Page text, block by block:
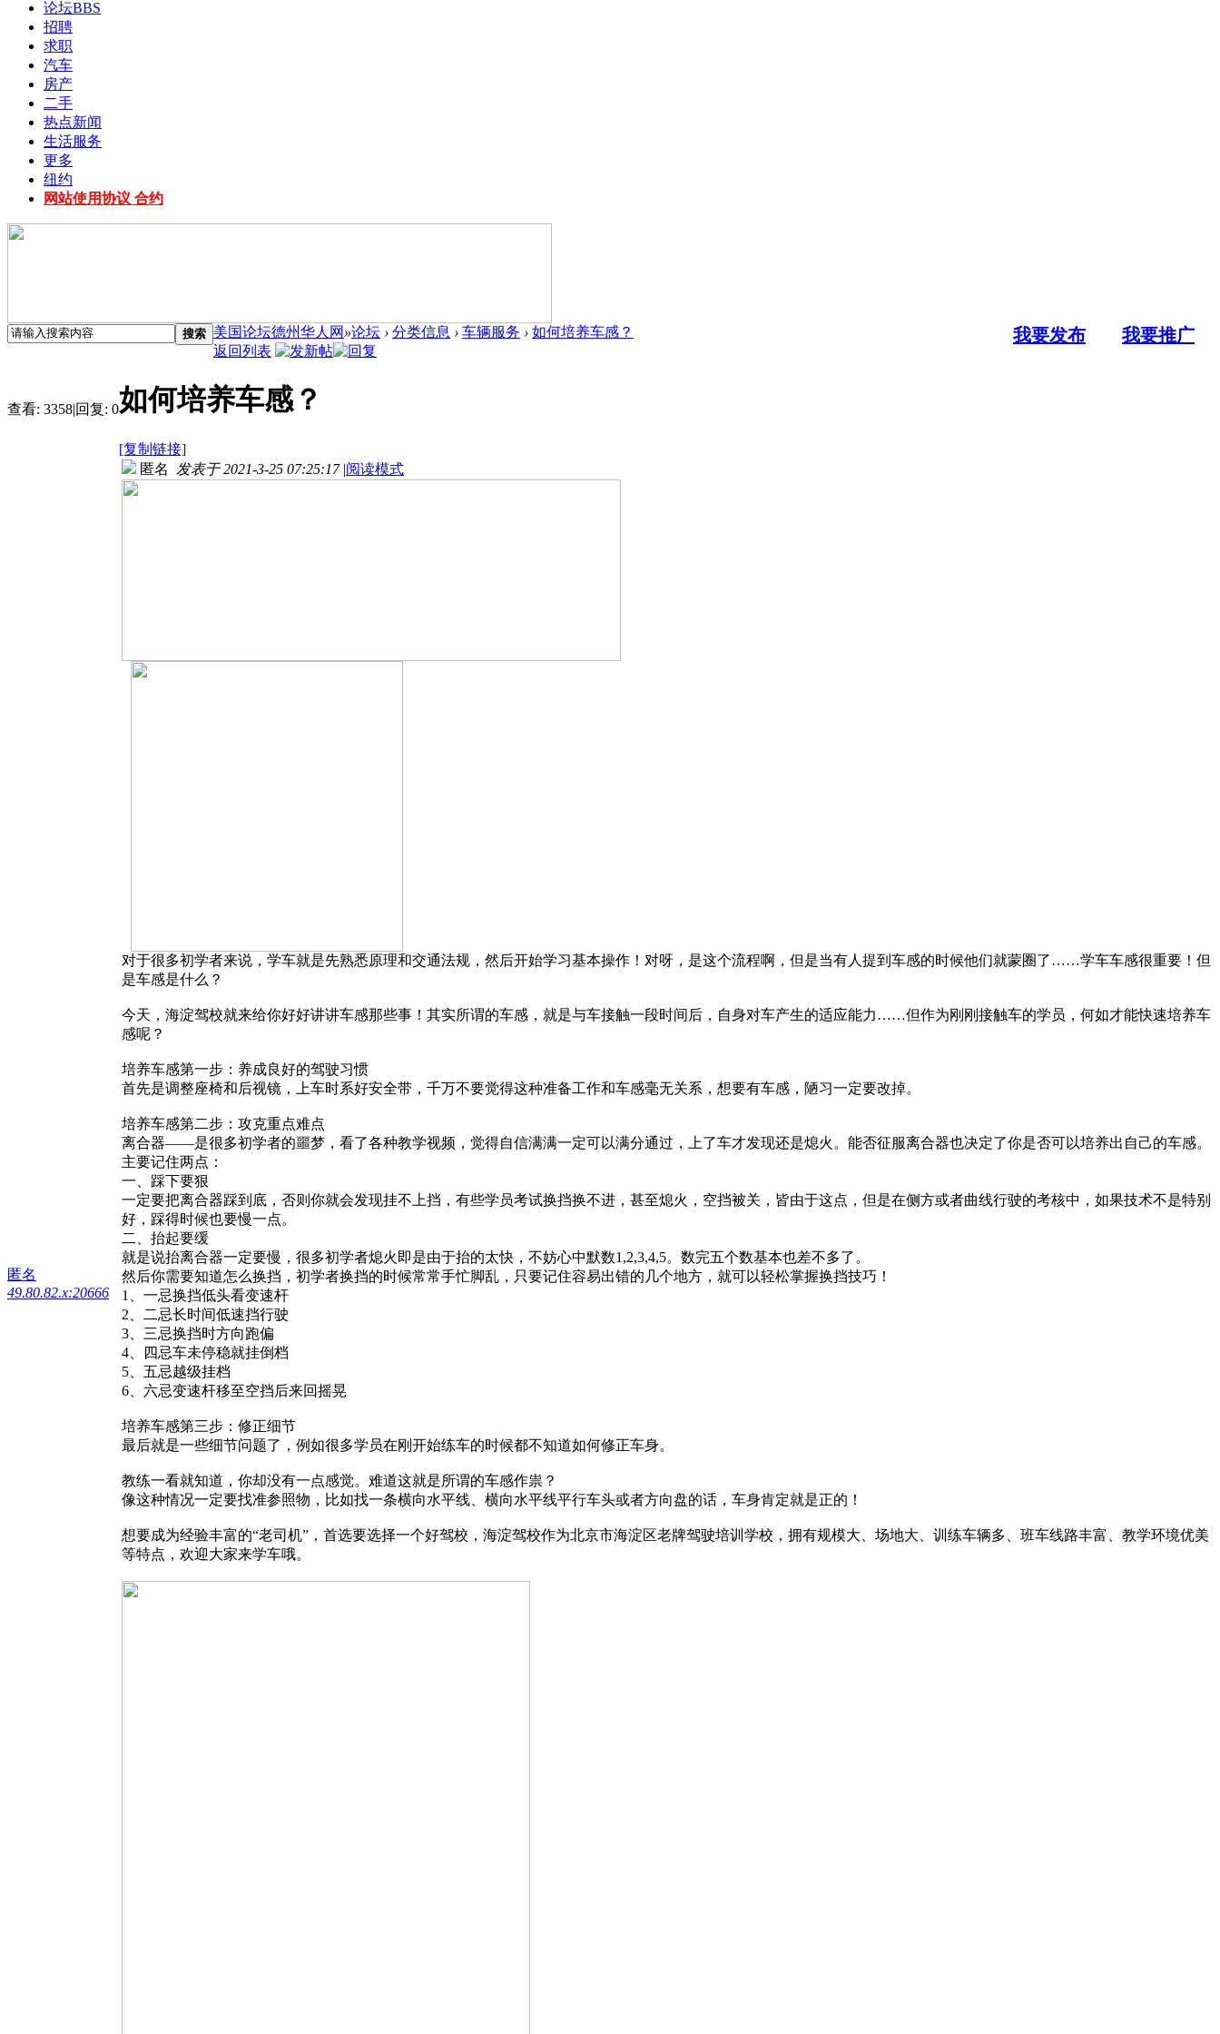
论坛BBS
招聘
求职
汽车
房产
二手
热点新闻
生活服务
更多
纽约
网站使用协议 合约
搜索 我要发布 我要推广
美国论坛德州华人网 »论坛 › 分类信息 › 车辆服务 › 如何培养车感？
返回列表
查看: 3358|回复: 0如何培养车感？
[复制链接]
匿名
49.80.82.x:20666
匿名 发表于 2021-3-25 07:25:17 |阅读模式
对于很多初学者来说，学车就是先熟悉原理和交通法规，然后开始学习基本操作！对呀，是这个流程啊，但是当有人提到车感的时候他们就蒙圈了……学车车感很重要！但
是车感是什么？
今天，海淀驾校就来给你好好讲讲车感那些事！其实所谓的车感，就是与车接触一段时间后，自身对车产生的适应能力……但作为刚刚接触车的学员，何如才能快速培养车
感呢？
培养车感第一步：养成良好的驾驶习惯
首先是调整座椅和后视镜，上车时系好安全带，千万不要觉得这种准备工作和车感毫无关系，想要有车感，陋习一定要改掉。
培养车感第二步：攻克重点难点
离合器——是很多初学者的噩梦，看了各种教学视频，觉得自信满满一定可以满分通过，上了车才发现还是熄火。能否征服离合器也决定了你是否可以培养出自己的车感。
主要记住两点：
一、踩下要狠
一定要把离合器踩到底，否则你就会发现挂不上挡，有些学员考试换挡换不进，甚至熄火，空挡被关，皆由于这点，但是在侧方或者曲线行驶的考核中，如果技术不是特别
好，踩得时候也要慢一点。
二、抬起要缓
就是说抬离合器一定要慢，很多初学者熄火即是由于抬的太快，不妨心中默数1,2,3,4,5。数完五个数基本也差不多了。
然后你需要知道怎么换挡，初学者换挡的时候常常手忙脚乱，只要记住容易出错的几个地方，就可以轻松掌握换挡技巧！
1、一忌换挡低头看变速杆
2、二忌长时间低速挡行驶
3、三忌换挡时方向跑偏
4、四忌车未停稳就挂倒档
5、五忌越级挂档
6、六忌变速杆移至空挡后来回摇晃
培养车感第三步：修正细节
最后就是一些细节问题了，例如很多学员在刚开始练车的时候都不知道如何修正车身。
教练一看就知道，你却没有一点感觉。难道这就是所谓的车感作祟？
像这种情况一定要找准参照物，比如找一条横向水平线、横向水平线平行车头或者方向盘的话，车身肯定就是正的！
想要成为经验丰富的“老司机”，首选要选择一个好驾校，海淀驾校作为北京市海淀区老牌驾驶培训学校，拥有规模大、场地大、训练车辆多、班车线路丰富、教学环境优美
等特点，欢迎大家来学车哦。